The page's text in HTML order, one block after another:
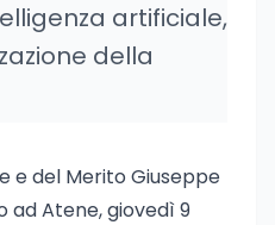
artificiale,
della
e del Merito Giuseppe
Atene, giovedì 9